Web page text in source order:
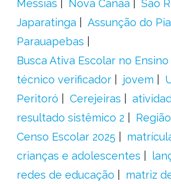
Messias
Nova Canaã
São
Japaratinga
Assunção do
Parauapebas
Busca Ativa Escolar no
técnico verificador
jovem
Peritoró
Cerejeiras
resultado sistêmico 2
Censo Escolar 2025
crianças e adolescentes
redes de educação
matriz